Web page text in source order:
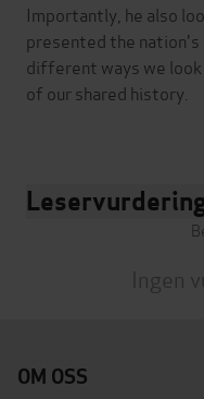
Importantly, he also
presented the nation's
different ways we
of our shared history.
Ingen
OM OSS